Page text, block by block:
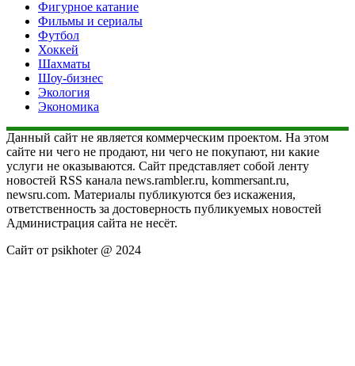
Фигурное катание
Фильмы и сериалы
Футбол
Хоккей
Шахматы
Шоу-бизнес
Экология
Экономика
Данный сайт не является коммерческим проектом. На этом
сайте ни чего не продают, ни чего не покупают, ни какие
услуги не оказываются. Сайт представляет собой ленту
новостей RSS канала news.rambler.ru, kommersant.ru,
newsru.com. Материалы публикуются без искажения,
ответственность за достоверность публикуемых новостей
Администрация сайта не несёт.
Сайт от psikhoter @ 2024